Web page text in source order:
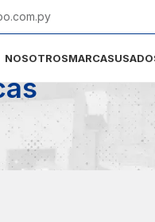
NOSOTROSMARCAS